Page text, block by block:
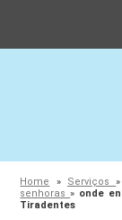
Home » Serviços»
senhoras» onde
Tiradentes